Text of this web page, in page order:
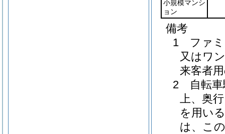
小規模マンシ
ョン
備考
1 ファミ
又はワ
来客者
2 自転車
上、奥
を用い
は、こ